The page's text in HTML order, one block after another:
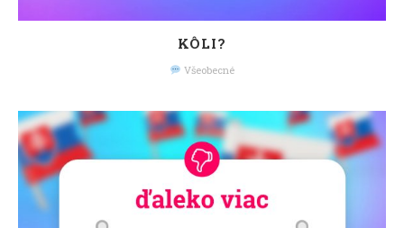
KÔLI?
Všeobecné